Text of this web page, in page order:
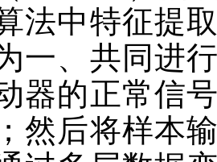
法中特征提
一、共同进
器的正常信
然后将样本